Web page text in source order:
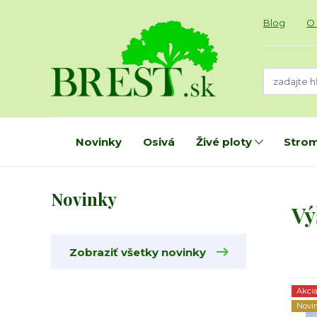
Blog O
Novinky Osivá Živé ploty
Novinky
Zobraziť všetky novinky
Akcia